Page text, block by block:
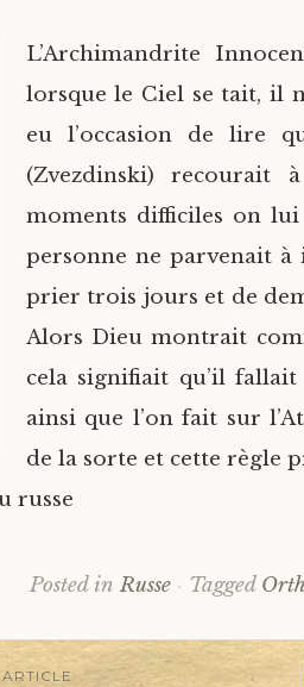
L’Archimandrite
lorsque le Ciel se tait, il
eu l’occasion de lire
(Zvezdinski) recourait
moments difficiles on
personne ne parvenait
prier trois jours et de
Alors Dieu montrait
cela signifiait qu’il
ainsi que l’on fait sur
de la sorte et cette règle
russe
Posted in Russe Tagged